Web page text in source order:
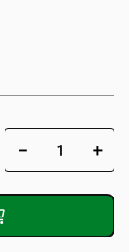
＋
－